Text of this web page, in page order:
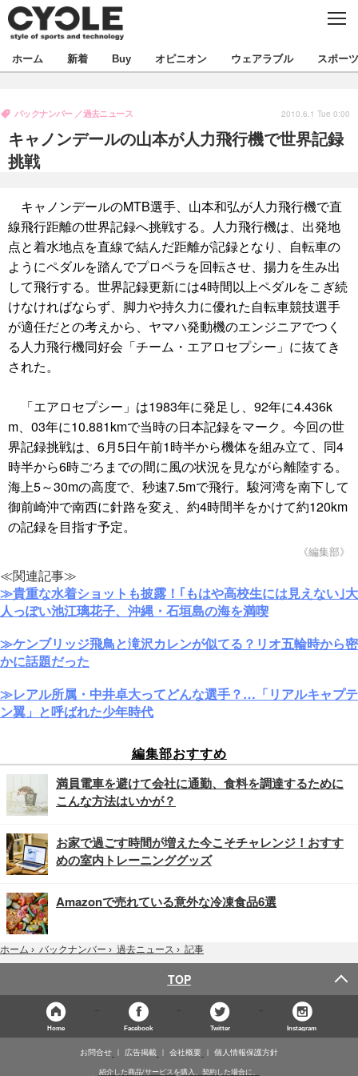
C
S
E
製品/用品
飲食
バックナンバー
コラム
インプレ
ボイス
デバイス
ビジネス
国内
スポーツ
選手
写真
動画
試乗会
スポーツ
ツアー
文化
エンタメ
芸能
出版／映画
話題
ファッション
デザイン
写真
動画
ライフ
社会
政治
ハウツー
ホーム 新着 Buy オピニオン ウェアラブル スポーツ
キャノンデールの山本が人力飛行機で世界記録
挑戦
バックナンバー 過去ニュース 2010.6.1 Tue 0:00
キャノンデールのMTB選手、山本和弘が人力飛行機で直
線飛行距離の世界記録へ挑戦する。人力飛行機は、出発地
点と着水地点を直線で結んだ距離が記録となり、自転車の
ようにペダルを踏んでプロペラを回転させ、揚力を生み出
して飛行する。世界記録更新には4時間以上ペダルをこぎ続
けなければならず、脚力や持久力に優れた自転車競技選手
が適任だとの考えから、ヤマハ発動機のエンジニアでつく
る人力飛行機同好会「チーム・エアロセプシー」に抜てき
された。
「エアロセプシー」は1983年に発足し、92年に4.436k
m、03年に10.881kmで当時の日本記録をマーク。今回の世
界記録挑戦は、6月5日午前1時半から機体を組み立て、同4
時半から6時ごろまでの間に風の状況を見ながら離陸する。
海上5～30mの高度で、秒速7.5mで飛行。駿河湾を南下して
御前崎沖で南西に針路を変え、約4時間半をかけて約120km
の記録を目指す予定。
《編集部》
≪関連記事≫
≫貴重な水着ショットも披露！｢もはや高校生には見えない｣大
人っぽい池江璃花子、沖縄・石垣島の海を満喫
≫ケンブリッジ飛鳥と滝沢カレンが似てる？リオ五輪時から密
かに話題だった
≫レアル所属・中井卓大ってどんな選手？…「リアルキャプテ
ン翼」と呼ばれた少年時代
編集部おすすめ
満員電車を避けて会社に通勤、食料を調達するために
こんな方法はいかが？
お家で過ごす時間が増えた今こそチャレンジ！おすす
めの室内トレーニンググッズ
Amazonで売れている意外な冷凍食品6選
ホーム › バックナンバー › 過去ニュース › 記事
TOP
Home Facebook Twitter Instagram
お問合せ 広告掲載 会社概要 個人情報保護方針
紹介した商品/サービスを購入、契約した場合に、